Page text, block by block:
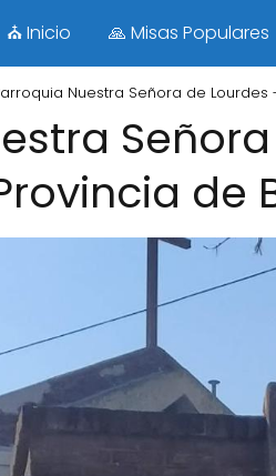
⛪ Inicio 🙏 Misas Populares
Nuestra Señora de
de